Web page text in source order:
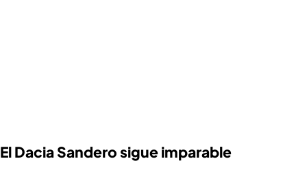
El Dacia Sandero sigue imparable